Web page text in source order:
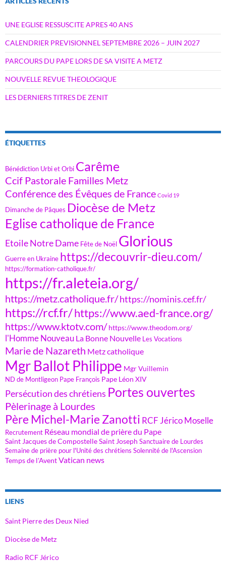
UNE EGLISE RESSUSCITE APRES 40 ANS
CALENDRIER PREVISIONNEL SEPTEMBRE 2026 – JUIN 2027
PARCOURS DU PAPE LORS DE SA VISITE A METZ
NOUVELLE REVUE THEOLOGIQUE
LES DERNIERS TITRES DE ZENIT
ÉTIQUETTES
Bénédiction Urbi et Orbi Carême
Ccif Pastorale Familles Metz
Conférence des Évêques de France Covid 19
Dimanche de Pâques Diocèse de Metz
Eglise catholique de France
Etoile Notre Dame Fête de Noël Glorious
Guerre en Ukraine https://decouvrir-dieu.com/
https://formation-catholique.fr/
https://fr.aleteia.org/
https://metz.catholique.fr/https://nominis.cef.fr/
https://rcf.fr/https://www.aed-france.org/
https://www.ktotv.com/ https://www.theodom.org/
l'Homme Nouveau La Bonne Nouvelle Les Vocations
Marie de Nazareth Metz catholique
Mgr Ballot Philippe Mgr Vuillemin
ND de Montligeon Pape François Pape Léon XIV
Persécution des chrétiens Portes ouvertes
Pèlerinage à Lourdes
Père Michel-Marie Zanotti RCF Jérico Moselle
Recrutement Réseau mondial de prière du Pape
Saint Jacques de CompostelleSaint Joseph Sanctuaire de Lourdes
Semaine de prière pour l'Unité des chrétiens Solennité de l'Ascension
Temps de l'AventVatican news
LIENS
Saint Pierre des Deux Nied
Diocèse de Metz
Radio RCF Jérico